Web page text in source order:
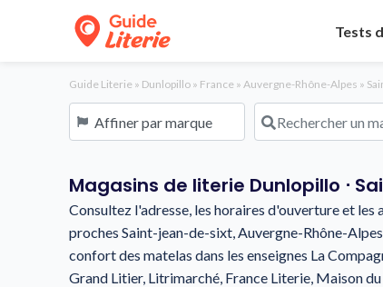
Tests
Guide Literie » Dunlopillo » France » Auvergne-Rhône-Alpes »
Affiner par marque Rechercher un
Magasins de literie Dunlopillo ⋅
Consultez l'adresse, les horaires d'ouverture et les
proches Saint-jean-de-sixt, Auvergne-Rhône-
confort des matelas dans les enseignes La
Grand Litier, Litrimarché, France Literie, Maison